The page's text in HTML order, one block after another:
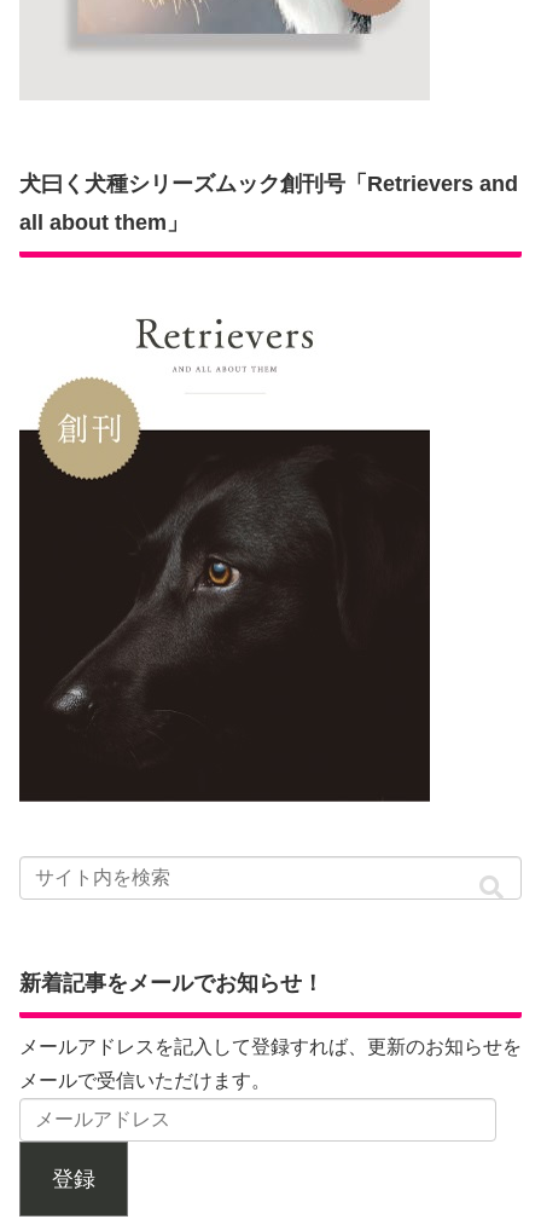
犬曰く犬種シリーズムック創刊号「Retrievers and
all about them」
新着記事をメールでお知らせ！
メールアドレスを記入して登録すれば、更新のお知らせを
メールで受信いただけます。
登録